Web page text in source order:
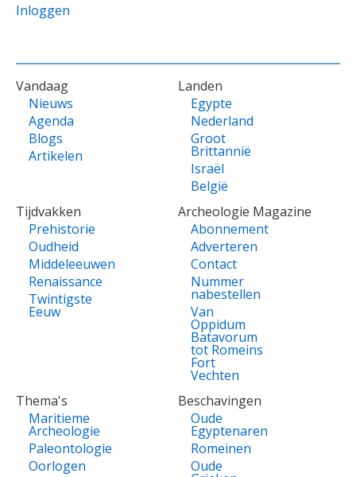
Inloggen
VOET
Vandaag
Nieuws
Agenda
Blogs
Artikelen
Landen
Egypte
Nederland
Groot
Brittannië
Israël
België
Tijdvakken
Prehistorie
Oudheid
Middeleeuwen
Renaissance
Twintigste
Eeuw
Archeologie Magazine
Abonnement
Adverteren
Contact
Nummer
nabestellen
Van
Oppidum
Batavorum
tot Romeins
Fort
Vechten
Thema's
Maritieme
Archeologie
Paleontologie
Oorlogen
Beschavingen
Oude
Egyptenaren
Romeinen
Oude